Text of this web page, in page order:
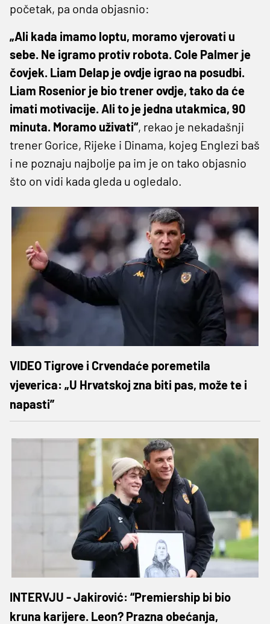
početak, pa onda objasnio:
„Ali kada imamo loptu, moramo vjerovati u
sebe. Ne igramo protiv robota. Cole Palmer je
čovjek. Liam Delap je ovdje igrao na posudbi.
Liam Rosenior je bio trener ovdje, tako da će
imati motivacije. Ali to je jedna utakmica, 90
minuta. Moramo uživati“, rekao je nekadašnji
trener Gorice, Rijeke i Dinama, kojeg Englezi baš
i ne poznaju najbolje pa im je on tako objasnio
što on vidi kada gleda u ogledalo.
VIDEO Tigrove i Crvendaće poremetila
vjeverica: „U Hrvatskoj zna biti pas, može te i
napasti”
INTERVJU - Jakirović: “Premiership bi bio
kruna karijere. Leon? Prazna obećanja,